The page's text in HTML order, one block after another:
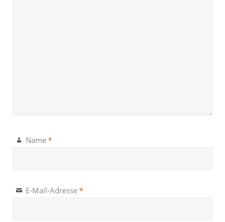
Name *
E-Mail-Adresse *